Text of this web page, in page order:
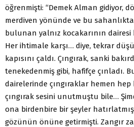
öğrenmişti: “Demek Alman gidiyor,
merdiven yönünde ve bu
bulunan yalnız kocakarının
Her ihtimale karşı… diye, tekrar
kapısını çaldı. Çıngırak, sanki
tenekedenmiş gibi, hafifçe çınladı.
dairelerinde çıngıraklar hemen hep
çıngırak sesini unutmuştu bile…
ona birdenbire bir şeyler
gözünün önüne getirmişti. Zangır